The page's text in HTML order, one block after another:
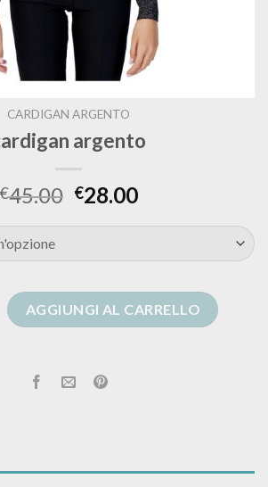
CARDIGAN ARGENTO
argento
€45.00 €28.00
quantità
AGGIUNGI AL CARRELLO